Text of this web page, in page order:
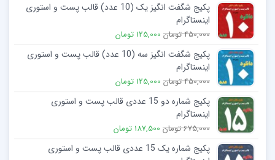
پکیج شگفت انگیز یک (10 عدد) قالب پست و استوری
اینستاگرام
450,000 تومان 125,000 تومان
پکیج شگفت انگیز سه (10 عدد) قالب پست و استوری
اینستاگرام
450,000 تومان 125,000 تومان
پکیج شماره دو 15 عددی قالب پست و استوری
اینستاگرام
675,000 تومان 187,500 تومان
پکیج شماره یک 15 عددی قالب پست و استوری